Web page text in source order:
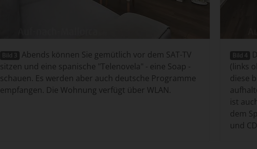
Bild 3 Abends können Sie gemütlich vor dem SAT-TV
sitzen und eine spanische "Telenovela" - eine Soap -
schauen. Es werden aber auch deutsche Programme
empfangen. Die Wohnung verfügt über WLAN.
Bild 4
(links
diese
ist
dem
und